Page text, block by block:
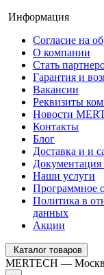
Информация
Согласие на
О компании
Стать
Гарантия и
Вакансии
Реквизиты
Новости
Контакты
Блог
Доставка и и
Документация
Наши услуги
Программное
Политика в
данных
Акции
Каталог товаров
MERTECH —